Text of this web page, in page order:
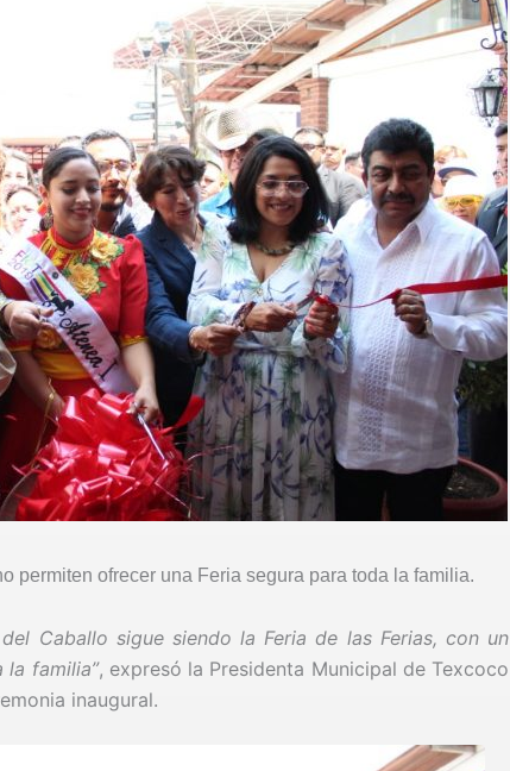
permiten ofrecer una Feria segura para toda la familia.
Caballo sigue siendo la Feria de las Ferias, con un
la familia”, expresó la Presidenta Municipal de Texcoco
inaugural.